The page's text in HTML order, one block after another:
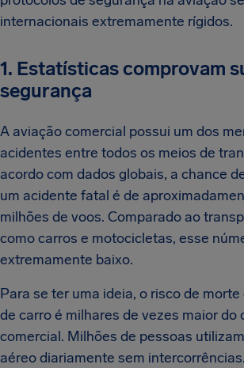
internacionais extremamente rígidos.
1. Estatísticas comprovam
segurança
A aviação comercial possui um dos
acidentes entre todos os meios de
acordo com dados globais, a chance
um acidente fatal é de
milhões de voos. Comparado ao
como carros e motocicletas, esse
extremamente baixo.
Para se ter uma ideia, o risco de
de carro é milhares de vezes maior do
comercial. Milhões de pessoas
aéreo diariamente sem intercorrências.